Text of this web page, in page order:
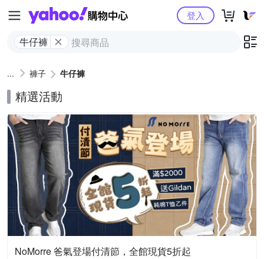
Yahoo購物中心
牛仔褲
登入
褲子 牛仔褲
精選活動
NoMorre 爸氣登場付清節，全館現貨5折起